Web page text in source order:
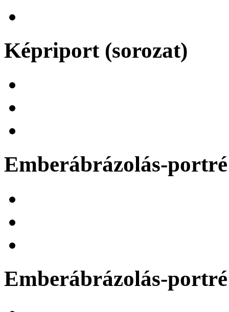
Képriport (sorozat)
Emberábrázolás-
Emberábrázolás-